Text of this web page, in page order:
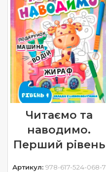
Читаємо та
наводимо.
Перший рівень
Артикул: 978-617-524-068-7